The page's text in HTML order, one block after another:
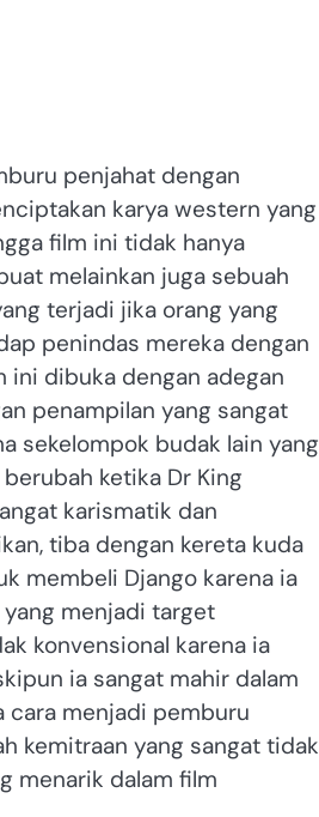
penjahat dengan
karya western yang
film ini tidak hanya
melainkan juga sebuah
terjadi jika orang yang
penindas mereka dengan
ini dibuka dengan adegan
penampilan yang sangat
sekelompok budak lain yang
ketika Dr King
karismatik dan
tiba dengan kereta kuda
membeli Django karena ia
menjadi target
konvensional karena ia
ia sangat mahir dalam
cara menjadi pemburu
kemitraan yang sangat tidak
menarik dalam film